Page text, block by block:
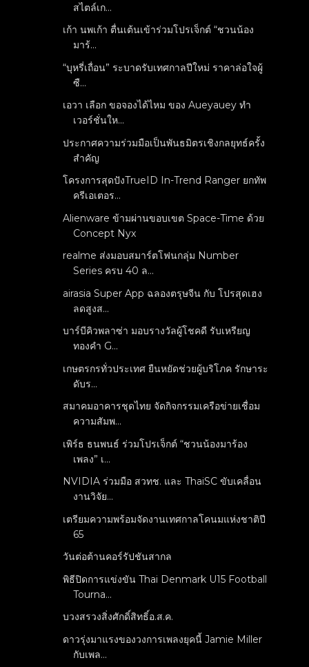
สไตล์เก...
เก้า นพเก้า ตื่นเต้นเข้าร่วมโปรเจ็กต์ “ชวนน้อง
มาร้...
“บุหรี่เถื่อน” ระบาดรับเทศกาลปีใหม่ ราคาล่อใจผู้
ซื...
เอวา เลือก ขอจองได้ไหม ของ Aueyauey ทำ
เวอร์ชั่นให...
ประกาศความร่วมมือเป็นพันธมิตรเชิงกลยุทธ์ครั้ง
สำคัญ
โครงการสุดปังTrueID In-Trend Ranger ยกทัพ
ครีเอเตอร...
Alienware ข้ามผ่านขอบเขต Space-Time ด้วย
Concept Nyx
realme ส่งมอบสมาร์ตโฟนกลุ่ม Number
Series ครบ 40 ล...
airasia Super App ฉลองตรุษจีน กับ โปรสุดเฮง
ลดสูงส...
บาร์บีคิวพลาซ่า มอบรางวัลผู้โชคดี รับเหรียญ
ทองคำ G...
เกษตรกรทั่วประเทศ ยืนหยัดช่วยผู้บริโภค รักษาระ
ดับร...
สมาคมอาคารชุดไทย จัดกิจกรรมเครือข่ายเชื่อม
ความสัมพ...
เพิร์ธ ธนพนธ์ ร่วมโปรเจ็กต์ “ชวนน้องมาร้อง
เพลง” เ...
NVIDIA ร่วมมือ สวทช. และ ThaiSC ขับเคลื่อน
งานวิจัย...
เตรียมความพร้อมจัดงานเทศกาลโคนมแห่งชาติปี
65
วันต่อต้านคอร์รัปชันสากล
พิธีปิดการแข่งขัน Thai Denmark U15 Football
Tourna...
บวงสรวงสิ่งศักดิ์สิทธิ์อ.ส.ค.
ดาวรุ่งมาแรงของวงการเพลงยุคนี้ Jamie Miller
กับเพล...